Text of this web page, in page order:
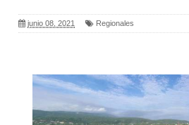
junio 08, 2021 Regionales